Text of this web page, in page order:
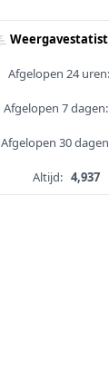
Afgelopen 24 uren:
Afgelopen 7 dagen:
Afgelopen 30
Altijd: 4,937